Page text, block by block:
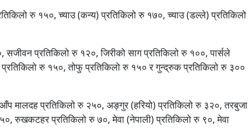
रु १५०, च्याउ (कन्य) प्रतिकिलो रु १७०, च्याउ (डल्ले) प्रतिकिलो
सजीवन प्रतिकिलो रु १२०, जिरीको साग प्रतिकिलो रु १००, पार्सले
रु १५०, तोफु प्रतिकिलो रु १५० र गुन्द्रुक प्रतिकिलो रु ३००
मालदह प्रतिकिलो रु २५०, अङ्गुर (हरियो) प्रतिकिलो रु ३२०, तरबुजा
रुखकटहर प्रतिकिलो रु ७०, मेवा (नेपाली) प्रतिकिलो रु ९०, मेवा